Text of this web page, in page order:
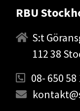
RBU
S:t
112 38
08- 650 58